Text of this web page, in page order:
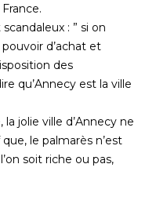
: ” si on
d’achat et
des
qu’Annecy est la ville
jolie ville d’Annecy ne
le palmarès n’est
soit riche ou pas,